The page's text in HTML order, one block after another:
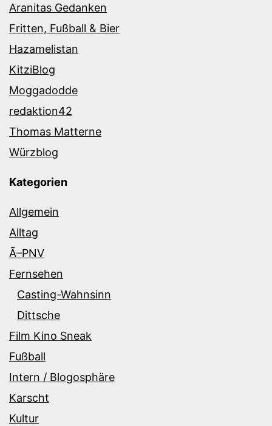
Aranitas Gedanken
Fritten, Fußball & Bier
Hazamelistan
KitziBlog
Moggadodde
redaktion42
Thomas Matterne
Würzblog
Kategorien
Allgemein
Alltag
Ã–PNV
Fernsehen
Casting-Wahnsinn
Dittsche
Film Kino Sneak
Fußball
Intern / Blogosphäre
Karscht
Kultur